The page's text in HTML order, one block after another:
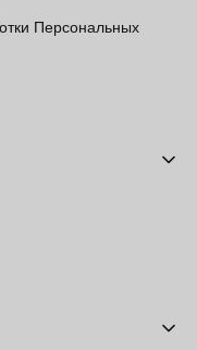
Персональных